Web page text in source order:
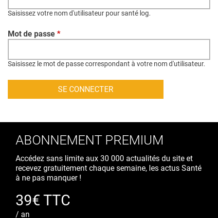
CONTACT
CRÉDITS
Saisissez votre nom d'utilisateur pour santé log.
Mot de passe *
Saisissez le mot de passe correspondant à votre nom d'utilisateur.
ABONNEMENT PREMIUM
Accédez sans limite aux 30 000 actualités du site et
recevez gratuitement chaque semaine, les actus Santé
à ne pas manquer !
39€ TTC
/ an